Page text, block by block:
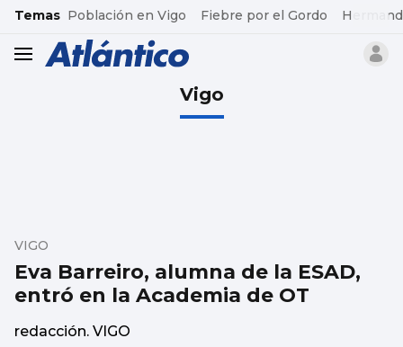
common.go-to-content
Temas Población en Vigo Fiebre por el Gordo
header.menu.open
Vigo
Eva Barreiro, alumna de la ESAD,
entró en la Academia de OT
VIGO
redacción. VIGO